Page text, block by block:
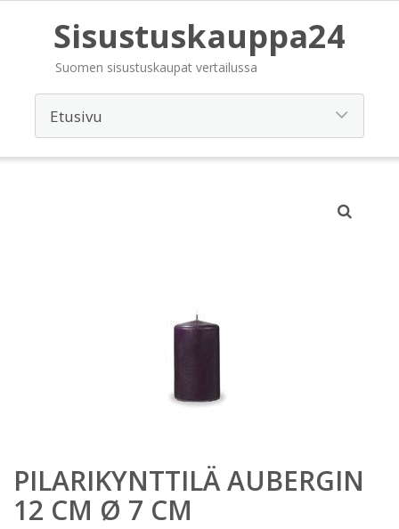
Sisustuskauppa24
Suomen sisustuskaupat vertailussa
PILARIKYNTTILÄ AUBERGIN
12 CM Ø 7 CM